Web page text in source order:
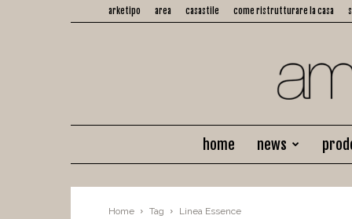
arketipo area casastile come ristrutturare la casa
home news
Home Tag Linea Essence